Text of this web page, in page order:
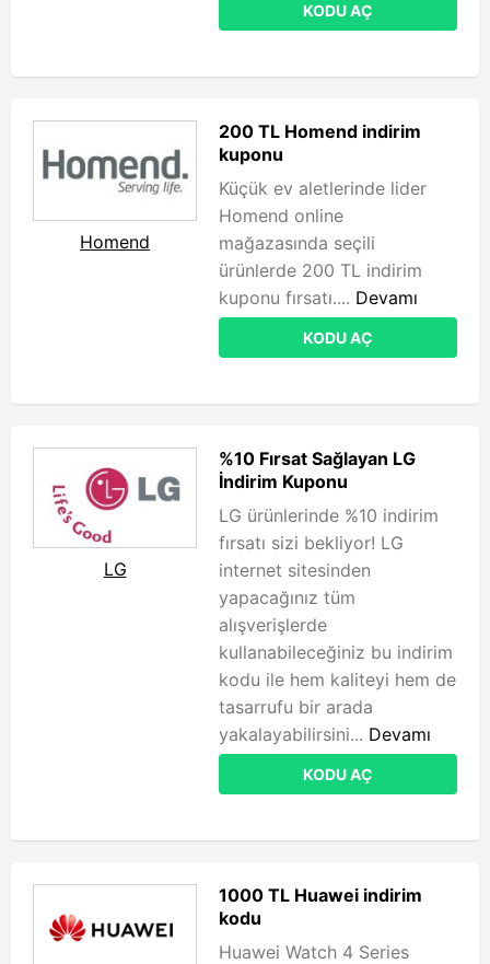
KODU AÇ
Homend
200 TL Homend indirim
kuponu
Küçük ev aletlerinde lider
Homend online
mağazasında seçili
ürünlerde 200 TL indirim
kuponu fırsatı.... Devamı
KODU AÇ
LG
%10 Fırsat Sağlayan LG
İndirim Kuponu
LG ürünlerinde %10 indirim
fırsatı sizi bekliyor! LG
internet sitesinden
yapacağınız tüm
alışverişlerde
kullanabileceğiniz bu indirim
kodu ile hem kaliteyi hem de
tasarrufu bir arada
yakalayabilirsini... Devamı
KODU AÇ
1000 TL Huawei indirim
kodu
Huawei Watch 4 Series